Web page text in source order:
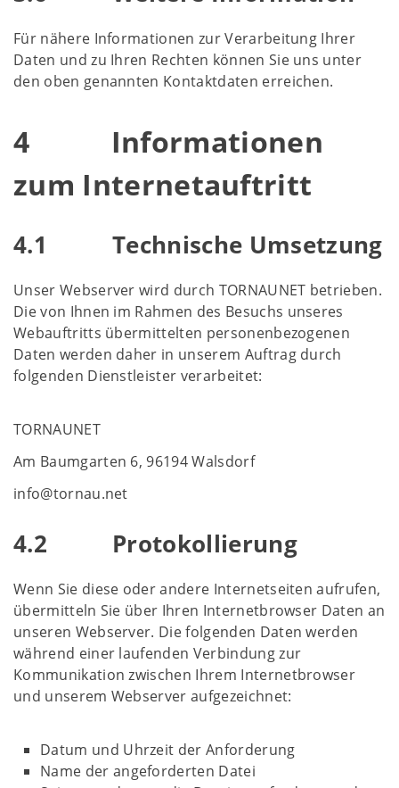
Für nähere Informationen zur Verarbeitung Ihrer
Daten und zu Ihren Rechten können Sie uns unter
den oben genannten Kontaktdaten erreichen.
4 Informationen
zum Internetauftritt
4.1 Technische Umsetzung
Unser Webserver wird durch TORNAUNET betrieben.
Die von Ihnen im Rahmen des Besuchs unseres
Webauftritts übermittelten personenbezogenen
Daten werden daher in unserem Auftrag durch
folgenden Dienstleister verarbeitet:
TORNAUNET
Am Baumgarten 6, 96194 Walsdorf
info@tornau.net
4.2 Protokollierung
Wenn Sie diese oder andere Internetseiten aufrufen,
übermitteln Sie über Ihren Internetbrowser Daten an
unseren Webserver. Die folgenden Daten werden
während einer laufenden Verbindung zur
Kommunikation zwischen Ihrem Internetbrowser
und unserem Webserver aufgezeichnet:
Datum und Uhrzeit der Anforderung
Name der angeforderten Datei